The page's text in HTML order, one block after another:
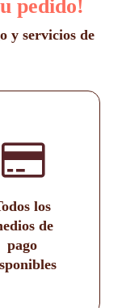
pedido!
y servicios de
los
de
pago